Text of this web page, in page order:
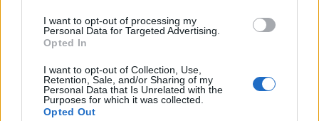
I want to opt-out of processing my
Personal Data for Targeted Advertising.
Opted In
I want to opt-out of Collection, Use,
Retention, Sale, and/or Sharing of my
Personal Data that Is Unrelated with the
Purposes for which it was collected.
Opted Out
konsiderohej mik i familjes.
saj tha se e kuptonte ankthin e prindërve të
fëmijëve të humbur, për të cilët kishte dëgjuar
vetëm në lajme.